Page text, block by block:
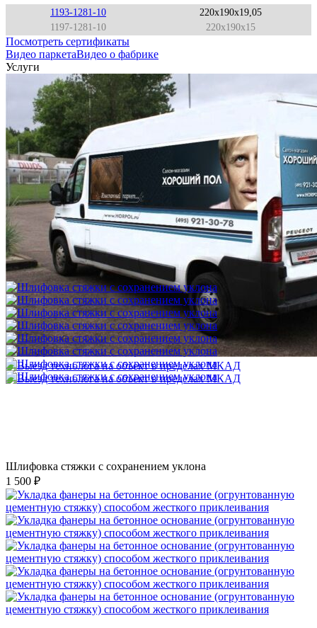
1193-1281-10
220x190x19,05
1197-1281-10
220x190x15
Посмотреть сертификаты
Видео паркетаВидео о фабрике
Услуги
Выезд технолога на объект в пределах МКАД
3 500 ₽
Шлифовка стяжки с сохранением уклона
1 500 ₽